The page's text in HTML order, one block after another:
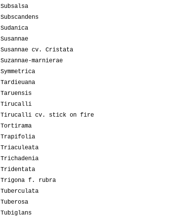
Subsalsa
Subscandens
Sudanica
Susannae
Susannae cv. Cristata
Suzannae-marnierae
Symmetrica
Tardieuana
Taruensis
Tirucalli
Tirucalli cv. stick on fire
Tortirama
Trapifolia
Triaculeata
Trichadenia
Tridentata
Trigona f. rubra
Tuberculata
Tuberosa
Tubiglans